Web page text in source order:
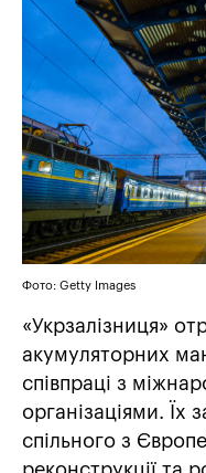
Фото: Getty Images
«Укрзалізниця»
акумуляторних
співпраці з
організаціями. Їх
спільного з